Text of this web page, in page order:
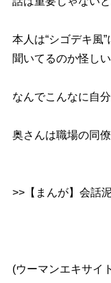
本人は“シゴデキ風
聞いてるのか怪しい
なんでこんなに自
奥さんは職場の同
>>【まんが】会話
(ウーマンエキサイ